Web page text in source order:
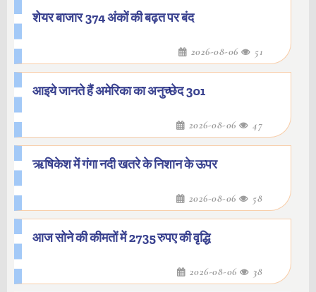
शेयर बाजार 374 अंकों की बढ़त पर बंद
2026-08-06 51
आइये जानते हैं अमेरिका का अनुच्छेद 301
2026-08-06 47
ऋषिकेश में गंगा नदी खतरे के निशान के ऊपर
2026-08-06 58
आज सोने की कीमतों में 2735 रुपए की वृद्धि
2026-08-06 38